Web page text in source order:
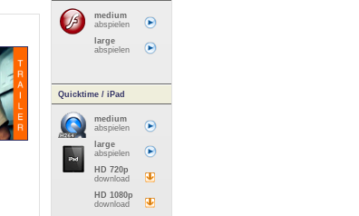
medium
abspielen
large
abspielen
Quicktime / iPad
medium
abspielen
large
abspielen
HD 720p
download
HD 1080p
download